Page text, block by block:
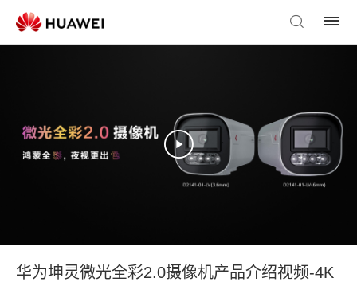
华为坤灵微光全彩2.0摄像机产品介绍视频-4K